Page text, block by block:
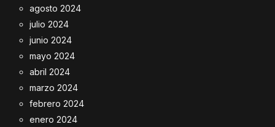
agosto 2024
julio 2024
junio 2024
mayo 2024
abril 2024
marzo 2024
febrero 2024
enero 2024